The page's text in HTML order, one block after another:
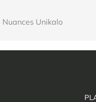
Unikalo